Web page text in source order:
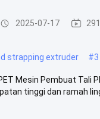
2025-07-17
strapping extruder #
Mesin Pembuat Tali
tinggi dan ramah